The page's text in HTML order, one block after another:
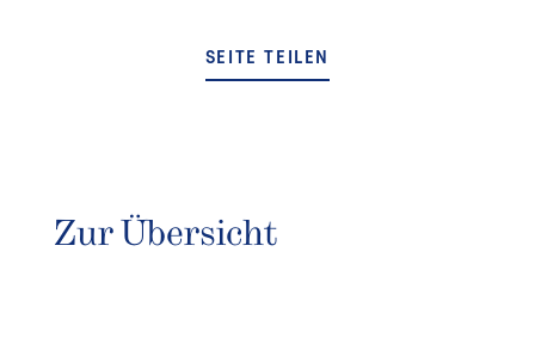
SEITE TEILEN
Zur Übersicht